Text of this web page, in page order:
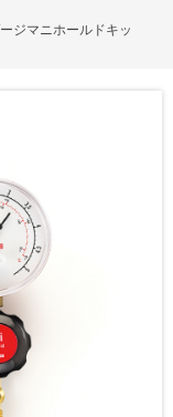
ジマニホールドキッ